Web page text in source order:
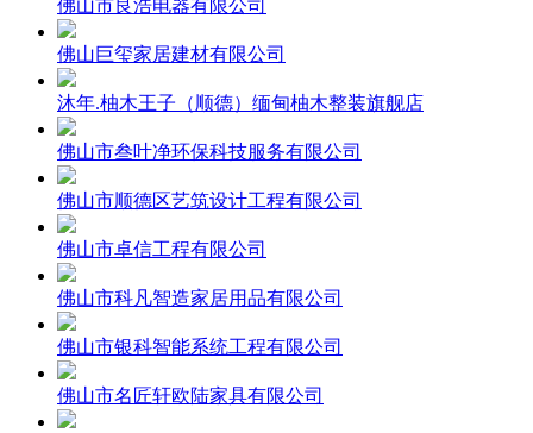
佛山市良浩电器有限公司
佛山巨玺家居建材有限公司
沐年.柚木王子（顺德）缅甸柚木整装旗舰店
佛山市叁叶净环保科技服务有限公司
佛山市顺德区艺筑设计工程有限公司
佛山市卓信工程有限公司
佛山市科凡智造家居用品有限公司
佛山市银科智能系统工程有限公司
佛山市名匠轩欧陆家具有限公司